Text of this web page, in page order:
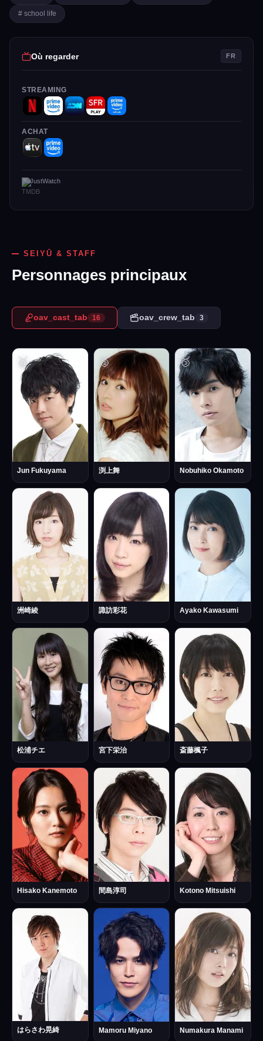
# school life
Où regarder FR
STREAMING
ACHAT
JustWatch
SEIYŪ & STAFF
Personnages principaux
oav_cast_tab 16 oav_crew_tab 3
🥇
Jun Fukuyama
🥈
渕上舞
🥉
Nobuhiko Okamoto
洲崎綾 諏訪彩花 Ayako Kawasumi
松浦チエ 宮下栄治 斎藤楓子
Hisako Kanemoto 間島淳司 Kotono Mitsuishi
はらさわ晃綺 Mamoru Miyano Numakura Manami